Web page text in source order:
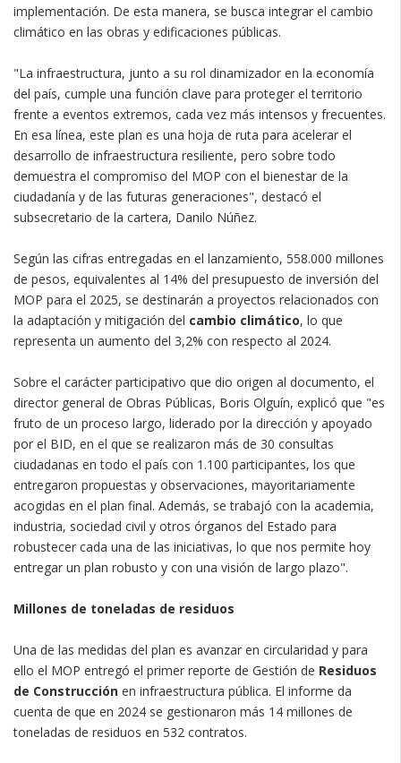
implementación. De esta manera, se busca integrar el cambio
climático en las obras y edificaciones públicas.
"La infraestructura, junto a su rol dinamizador en la economía
del país, cumple una función clave para proteger el territorio
frente a eventos extremos, cada vez más intensos y frecuentes.
En esa línea, este plan es una hoja de ruta para acelerar el
desarrollo de infraestructura resiliente, pero sobre todo
demuestra el compromiso del MOP con el bienestar de la
ciudadanía y de las futuras generaciones", destacó el
subsecretario de la cartera, Danilo Núñez.
Según las cifras entregadas en el lanzamiento, 558.000 millones
de pesos, equivalentes al 14% del presupuesto de inversión del
MOP para el 2025, se destinarán a proyectos relacionados con
la adaptación y mitigación del cambio climático, lo que
representa un aumento del 3,2% con respecto al 2024.
Sobre el carácter participativo que dio origen al documento, el
director general de Obras Públicas, Boris Olguín, explicó que "es
fruto de un proceso largo, liderado por la dirección y apoyado
por el BID, en el que se realizaron más de 30 consultas
ciudadanas en todo el país con 1.100 participantes, los que
entregaron propuestas y observaciones, mayoritariamente
acogidas en el plan final. Además, se trabajó con la academia,
industria, sociedad civil y otros órganos del Estado para
robustecer cada una de las iniciativas, lo que nos permite hoy
entregar un plan robusto y con una visión de largo plazo".
Millones de toneladas de residuos
Una de las medidas del plan es avanzar en circularidad y para
ello el MOP entregó el primer reporte de Gestión de Residuos
de Construcción en infraestructura pública. El informe da
cuenta de que en 2024 se gestionaron más 14 millones de
toneladas de residuos en 532 contratos.